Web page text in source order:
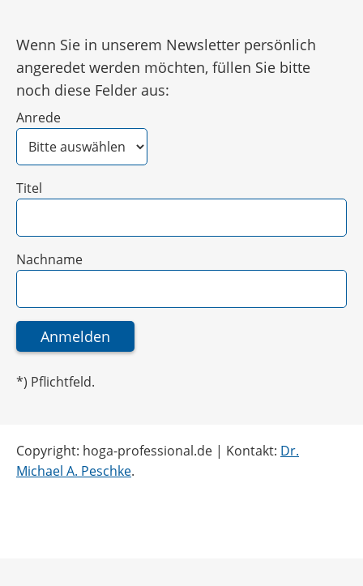
Wenn Sie in unserem Newsletter persönlich
angeredet werden möchten, füllen Sie bitte
noch diese Felder aus:
Anrede
Titel
Nachname
*) Pflichtfeld.
Copyright: hoga-professional.de | Kontakt: Dr.
Michael A. Peschke.